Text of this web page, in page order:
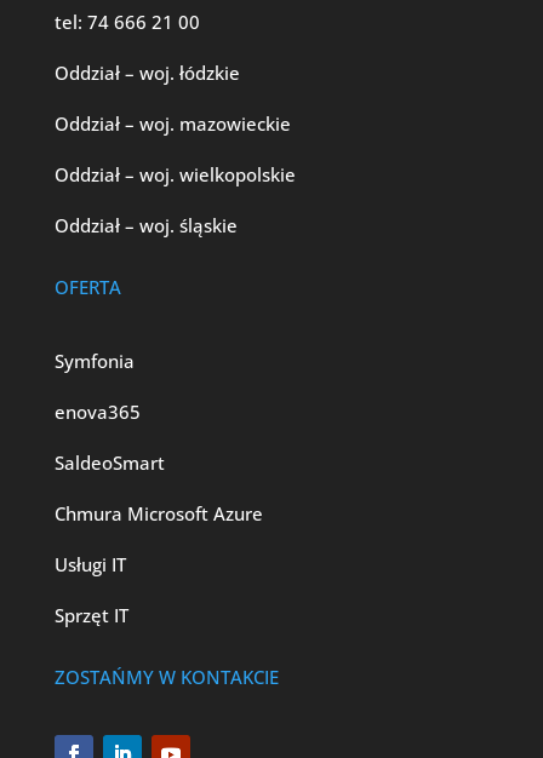
tel: 74 666 21 00
Oddział – woj. łódzkie
Oddział – woj. mazowieckie
Oddział – woj. wielkopolskie
Oddział – woj. śląskie
OFERTA
Symfonia
enova365
SaldeoSmart
Chmura Microsoft Azure
Usługi IT
Sprzęt IT
ZOSTAŃMY W KONTAKCIE